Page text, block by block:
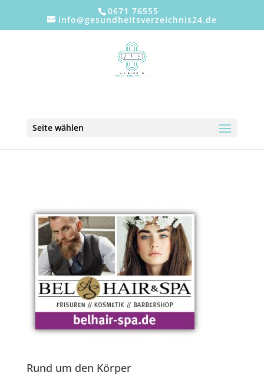
0671 76555
info@gesundheitsverzeichnis24.de
Seite wählen
Rund um den Körper